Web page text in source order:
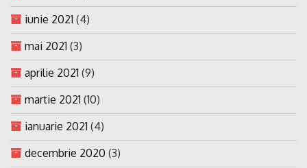
iunie 2021 (4)
mai 2021 (3)
aprilie 2021 (9)
martie 2021 (10)
ianuarie 2021 (4)
decembrie 2020 (3)